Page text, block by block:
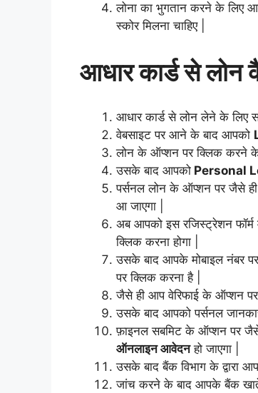
लोना का भुगतान करने के लिए
स्कोर मिलना चाहिए |
आधार कार्ड से
आधार कार्ड से लोन लेने के
वेबसाइट पर आने के बाद आपको
लोन के ऑप्शन पर क्लिक करने के
उसके बाद आपको Personal
पर्सनल लोन के ऑप्शन पर जैसे
आ जाएगा |
अब आपको इस रजिस्ट्रेशन
क्लिक करना होगा |
उसके बाद आपके मोबाइल नंबर
पर क्लिक करना है |
जैसे ही आप वेरिफाई के ऑप्शन
उसके बाद आपको पर्सनल
फ़ाइनल सबमिट के ऑप्शन पर
ऑनलाइन आवेदनहो जाएगा |
उसके बाद बैंक विभाग के द्वारा
जांच करने के बाद आपके बैंक